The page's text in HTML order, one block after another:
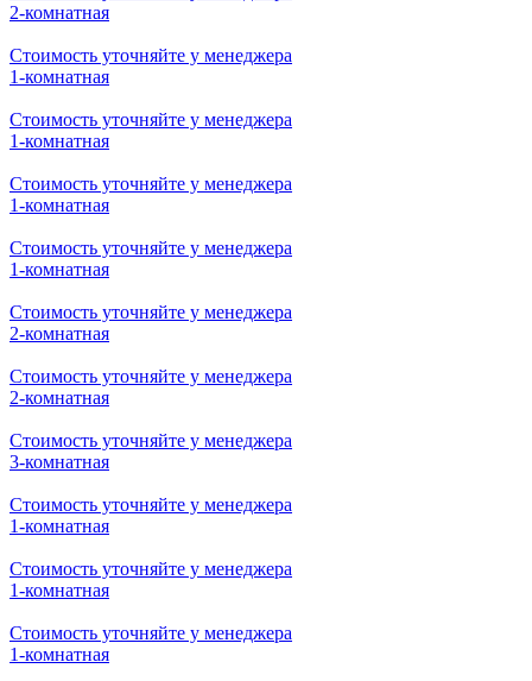
Посмотреть другие квартиры ЖК
«Ботанический сад»
Стоимость уточняйте у менеджера
2-комнатная
Стоимость уточняйте у менеджера
2-комнатная
Стоимость уточняйте у менеджера
1-комнатная
Стоимость уточняйте у менеджера
1-комнатная
Стоимость уточняйте у менеджера
1-комнатная
Стоимость уточняйте у менеджера
1-комнатная
Стоимость уточняйте у менеджера
2-комнатная
Стоимость уточняйте у менеджера
2-комнатная